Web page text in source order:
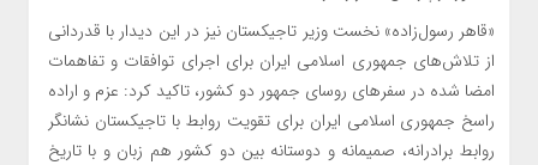
«قاهر رسول‌زاده» نخست وزیر تاجیکستان نیز در این دیدار با قدردانی
از تلاش‌های جمهوری اسلامی ایران برای اجرای توافقات و تفاهمات
امضا شده در سفرهای روسای جمهور دو کشور، تاکید کرد: عزم و اراده
راسخ جمهوری اسلامی ایران برای تقویت روابط با تاجیکستان نشانگر
روابط برادرانه، صمیمانه و دوستانه بین دو کشور هم زبان و با تاریخ